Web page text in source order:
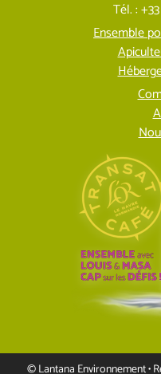
Tél. :
Ensemble
© Lantana Environnement •